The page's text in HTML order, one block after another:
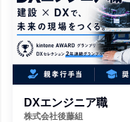
DXエンジニア職
株式会社後藤組